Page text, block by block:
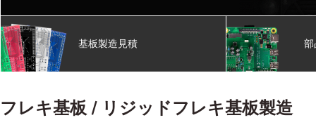
基板製造見積
フレキ基板 / リジッドフレキ基板製造